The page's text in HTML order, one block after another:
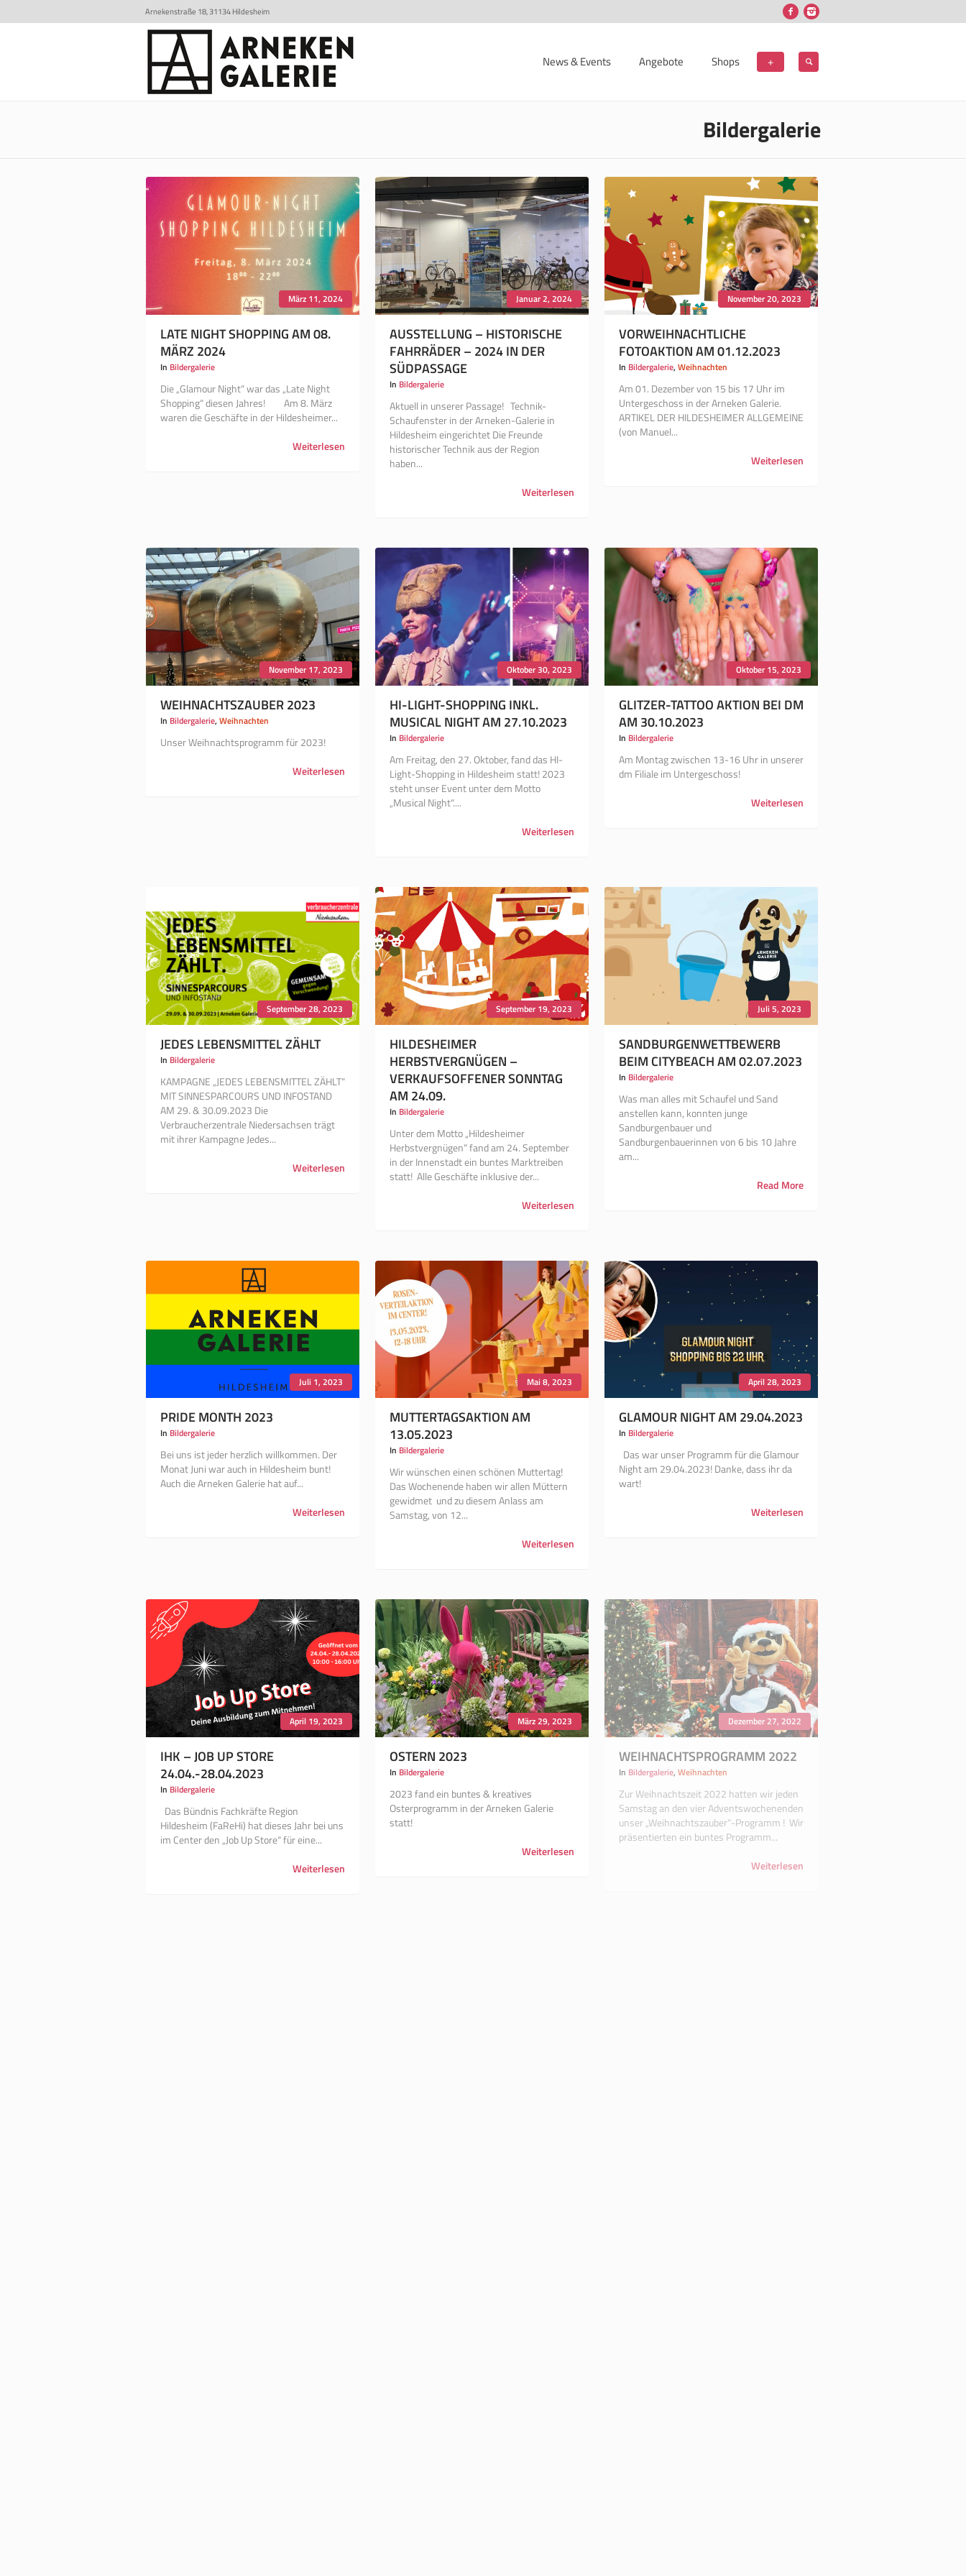
Arnekenstraße 18, 31134 Hildesheim
News & Events Angebote Shops +
Bildergalerie
März 11, 2024
LATE NIGHT SHOPPING AM 08.
MÄRZ 2024
In Bildergalerie
Die „Glamour Night“ war das „Late Night
Shopping“ diesen Jahres! ⠀⠀ Am 8. März
waren die Geschäfte in der Hildesheimer...
Weiterlesen
Januar 2, 2024
AUSSTELLUNG – HISTORISCHE
FAHRRÄDER – 2024 IN DER
SÜDPASSAGE
In Bildergalerie
Aktuell in unserer Passage! Technik-
Schaufenster in der Arneken-Galerie in
Hildesheim eingerichtet Die Freunde
historischer Technik aus der Region
haben...
Weiterlesen
November 20, 2023
VORWEIHNACHTLICHE
FOTOAKTION AM 01.12.2023
In Bildergalerie,Weihnachten
Am 01. Dezember von 15 bis 17 Uhr im
Untergeschoss in der Arneken Galerie.
ARTIKEL DER HILDESHEIMER ALLGEMEINE
(von Manuel...
Weiterlesen
November 17, 2023
WEIHNACHTSZAUBER 2023
In Bildergalerie,Weihnachten
Unser Weihnachtsprogramm für 2023!
Weiterlesen
Oktober 30, 2023
HI-LIGHT-SHOPPING INKL.
MUSICAL NIGHT AM 27.10.2023
In Bildergalerie
Am Freitag, den 27. Oktober, fand das HI-
Light-Shopping in Hildesheim statt! 2023
steht unser Event unter dem Motto
„Musical Night“....
Weiterlesen
Oktober 15, 2023
GLITZER-TATTOO AKTION BEI DM
AM 30.10.2023
In Bildergalerie
Am Montag zwischen 13-16 Uhr in unserer
dm Filiale im Untergeschoss!
Weiterlesen
September 28, 2023
JEDES LEBENSMITTEL ZÄHLT
In Bildergalerie
KAMPAGNE „JEDES LEBENSMITTEL ZÄHLT“
MIT SINNESPARCOURS UND INFOSTAND
AM 29. & 30.09.2023 Die
Verbraucherzentrale Niedersachsen trägt
mit ihrer Kampagne Jedes...
Weiterlesen
September 19, 2023
HILDESHEIMER
HERBSTVERGNÜGEN –
VERKAUFSOFFENER SONNTAG
AM 24.09.
In Bildergalerie
Unter dem Motto „Hildesheimer
Herbstvergnügen“ fand am 24. September
in der Innenstadt ein buntes Marktreiben
statt! Alle Geschäfte inklusive der...
Weiterlesen
Juli 5, 2023
SANDBURGENWETTBEWERB
BEIM CITYBEACH AM 02.07.2023
In Bildergalerie
Was man alles mit Schaufel und Sand
anstellen kann, konnten junge
Sandburgenbauer und
Sandburgenbauerinnen von 6 bis 10 Jahre
am...
Read More
Juli 1, 2023
PRIDE MONTH 2023
In Bildergalerie
Bei uns ist jeder herzlich willkommen. Der
Monat Juni war auch in Hildesheim bunt!
Auch die Arneken Galerie hat auf...
Weiterlesen
Mai 8, 2023
MUTTERTAGSAKTION AM
13.05.2023
In Bildergalerie
Wir wünschen einen schönen Muttertag!
Das Wochenende haben wir allen Müttern
gewidmet und zu diesem Anlass am
Samstag, von 12...
Weiterlesen
April 28, 2023
GLAMOUR NIGHT AM 29.04.2023
In Bildergalerie
Das war unser Programm für die Glamour
Night am 29.04.2023! Danke, dass ihr da
wart!
Weiterlesen
April 19, 2023
IHK – JOB UP STORE
24.04.-28.04.2023
In Bildergalerie
Das Bündnis Fachkräfte Region
Hildesheim (FaReHi) hat dieses Jahr bei uns
im Center den „Job Up Store“ für eine...
Weiterlesen
März 29, 2023
OSTERN 2023
In Bildergalerie
2023 fand ein buntes & kreatives
Osterprogramm in der Arneken Galerie
statt!
Weiterlesen
Dezember 27, 2022
WEIHNACHTSPROGRAMM 2022
In Bildergalerie, Weihnachten
Zur Weihnachtszeit 2022 hatten wir jeden
Samstag an den vier Adventswochenenden
unser „Weihnachtszauber“-Programm ! ​​​​​​ Wir
präsentierten ein buntes Programm...
Weiterlesen